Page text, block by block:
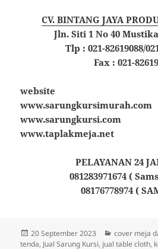
CV. BINTANG JAYA
Jln. Siti 1 No 40
Tlp : 021-82619088/
Fax : 021-
website
www.sarungkursimurah.com
www.sarungkursi.com
www.taplakmeja.net
PELAYANAN 24
081283971674 (
08176778974 (
Diposkan
pada
20 September 2023 Kategori
cover meja
tenda, Jual Sarung Kursi, jual table cloth,